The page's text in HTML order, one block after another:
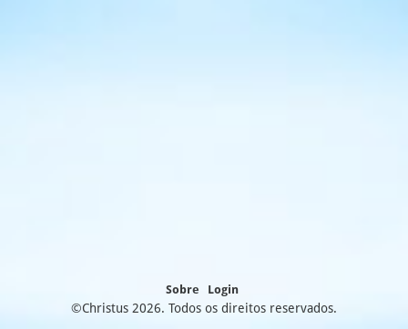
Sobre Login
©Christus 2026. Todos os direitos reservados.